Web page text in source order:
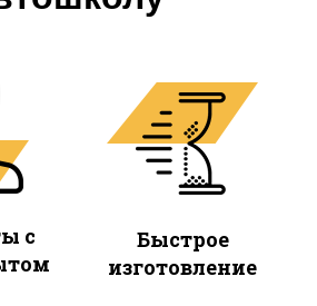
с
Быстрое
изготовление